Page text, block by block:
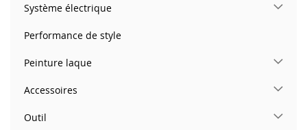
Système électrique
Performance de style
Peinture laque
Accessoires
Outil